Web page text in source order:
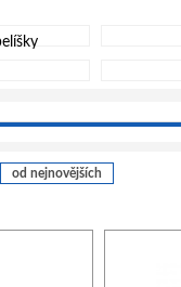
od nejnovějších